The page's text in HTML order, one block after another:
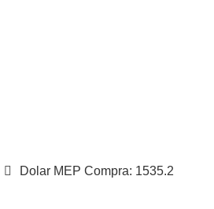
Dolar MEP Compra: 1535.2